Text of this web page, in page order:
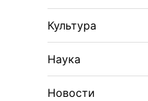
Культура
Наука
Новости